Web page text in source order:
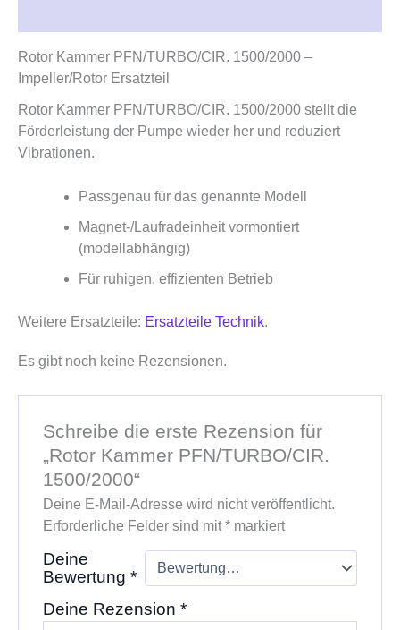
Rotor Kammer PFN/TURBO/CIR. 1500/2000 –
Impeller/Rotor Ersatzteil
Rotor Kammer PFN/TURBO/CIR. 1500/2000 stellt die
Förderleistung der Pumpe wieder her und reduziert
Vibrationen.
Passgenau für das genannte Modell
Magnet‑/Laufradeinheit vormontiert
(modellabhängig)
Für ruhigen, effizienten Betrieb
Weitere Ersatzteile: Ersatzteile Technik.
Es gibt noch keine Rezensionen.
Schreibe die erste Rezension für
„Rotor Kammer PFN/TURBO/CIR.
1500/2000“
Deine E-Mail-Adresse wird nicht veröffentlicht.
Erforderliche Felder sind mit*markiert
Deine
Bewertung *
Deine Rezension *